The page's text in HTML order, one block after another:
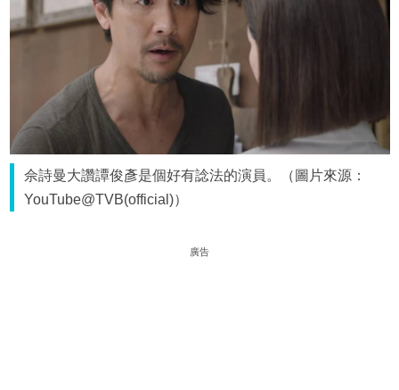
佘詩曼大讚譚俊彥是個好有諗法的演員。（圖片來源：
YouTube@TVB(official)）
廣告